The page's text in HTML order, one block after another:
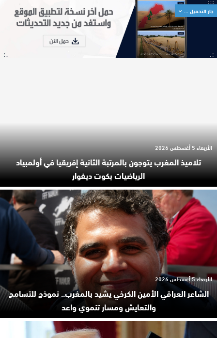
تلاميذ المغرب يتوجون بالمرتبة الثانية إفريقيا في أولمبياد
الرياضيات بكوت ديفوار
الأربعاء 5 أغسطس 2026
الشاعر العراقي الأمين الكرخي يشيد بالمغرب.. نموذج للتسامح
والتعايش ومسار تنموي واعد
الأربعاء 5 أغسطس 2026
جار التحميل ...